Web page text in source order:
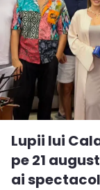
Lupii lui
pe 21
ai